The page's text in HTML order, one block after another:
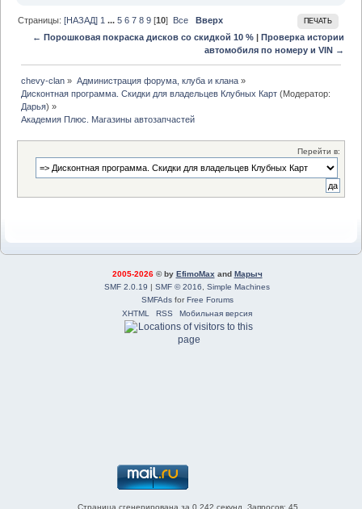
ПЕЧАТЬ
Страницы:[НАЗАД] 1 ...5 6 7 8 9 [10] Все
Вверх
← Порошковая покраска дисков со скидкой 10 %|
Проверка истории
автомобиля по номеру и VIN →
chevy-clan » Администрация форума, клуба и клана»
Дисконтная программа. Скидки для владельцев Клубных Карт (Модератор:
Дарья) »
Академия Плюс. Магазины автозапчастей
Перейти в:
2005-2026© by EfimoMax and Марыч
SMF 2.0.19 | SMF © 2016
Simple Machines
SMFAdsforFree Forums
XHTML
RSS Мобильная версия
Страница сгенерирована за 0.242 секунд. Запросов: 45.